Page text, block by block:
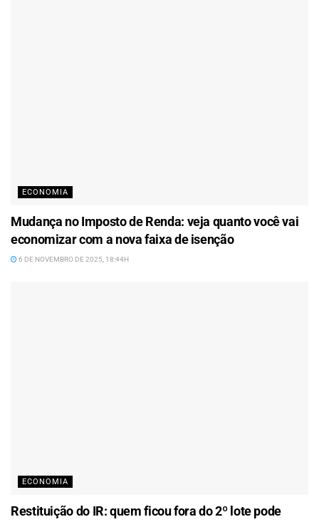
ECONOMIA
Mudança no Imposto de Renda: veja quanto você vai
economizar com a nova faixa de isenção
6 DE NOVEMBRO DE 2025, 18:44H
ECONOMIA
Restituição do IR: quem ficou fora do 2º lote pode